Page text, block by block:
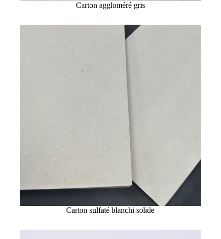
Carton aggloméré gris
Carton sulfaté blanchi solide